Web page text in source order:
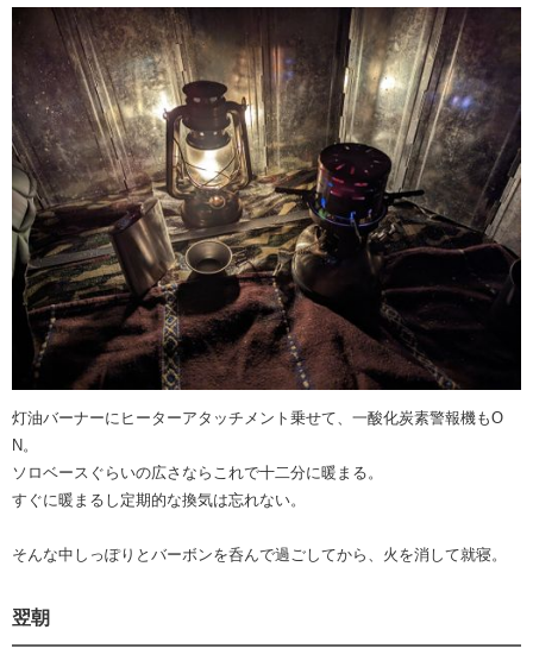
灯油バーナーにヒーターアタッチメント乗せて、一酸化炭素警報機もO
N。
ソロベースぐらいの広さならこれで十二分に暖まる。
すぐに暖まるし定期的な換気は忘れない。
そんな中しっぽりとバーボンを呑んで過ごしてから、火を消して就寝。
翌朝